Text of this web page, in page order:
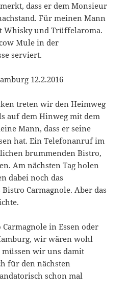
dass er dem Monsieur
Für meinen Mann
Whisky und Trüffelaroma.
Mule in der
serviert.
treten wir den Heimweg
auf dem Hinweg mit dem
Mann, dass er seine
hat. Ein Telefonanruf im
brummenden Bistro,
Am nächsten Tag holen
dabei noch das
Carmagnole. Aber das
in Essen oder
wir wären wohl
müssen wir uns damit
für den nächsten
schon mal